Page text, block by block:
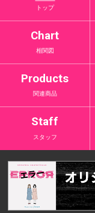
トップ
Chart
相関図
Products
関連商品
Staff
スタッフ